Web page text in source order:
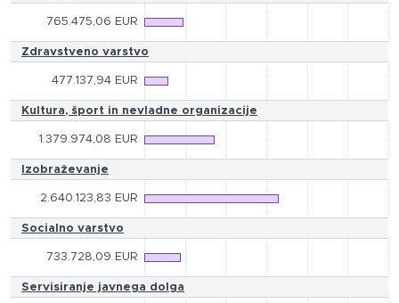
765.475,06 EUR
Zdravstveno varstvo
477.137,94 EUR
Kultura, šport in nevladne organizacije
1.379.974,08 EUR
Izobraževanje
2.640.123,83 EUR
Socialno varstvo
733.728,09 EUR
Servisiranje javnega dolga